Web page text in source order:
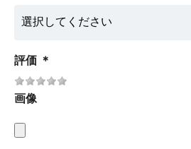
評価 ＊
画像